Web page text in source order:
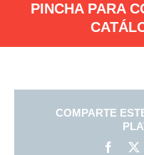
PINCHA PARA
COMPARTE